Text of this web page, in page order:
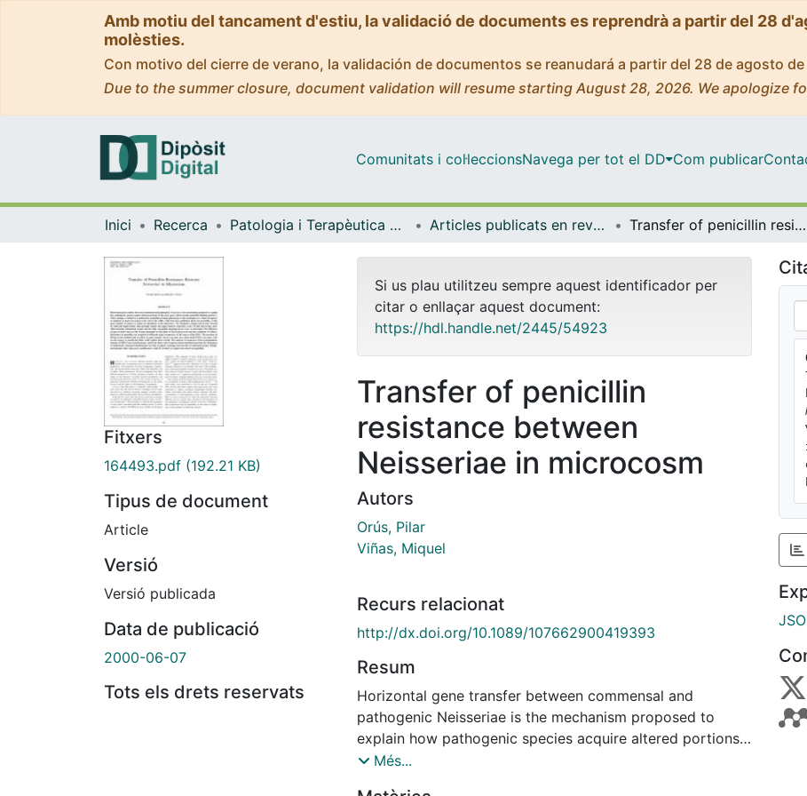
Amb motiu del tancament d'estiu, la validació de documents es reprendrà a partir del 28
molèsties.
Con motivo del cierre de verano, la validación de documentos se reanudará a partir del 28 de agosto
Due to the summer closure, document validation will resume starting August 28, 2026. We apologize
Comunitats i col·leccionsNavega per tot el DD Com publicar
Inici Recerca Patologia i Terapèutica Experimental Articles publicats en revistes (Patologia i Terapèutica Experimental) Transfer of penicillin resistance between Neisseriae in microcosm
Fitxers
164493.pdf (192.21 KB)
Tipus de document
Article
Versió
Versió publicada
Data de publicació
2000-06-07
Tots els drets reservats
Si us plau utilitzeu sempre aquest identificador per
citar o enllaçar aquest document:
https://hdl.handle.net/2445/54923
Transfer of penicillin
resistance between
Neisseriae in microcosm
Autors
Orús, Pilar
Viñas, Miquel
Recurs relacionat
http://dx.doi.org/10.1089/107662900419393
Resum
Horizontal gene transfer between commensal and
pathogenic Neisseriae is the mechanism proposed to
explain how pathogenic species acquire altered portions
of the penA gene, which encodes penicillin binding protein
Més...